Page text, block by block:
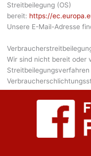
Streitbeilegung (OS)
bereit: https://
Unsere E-Mail-Adresse
Wir sind nicht bereit oder